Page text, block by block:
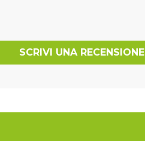
SCRIVI UNA RECENSIONE